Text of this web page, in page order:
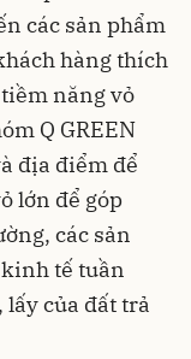
các sản phẩm
hàng thích
năng vỏ
Q GREEN
địa điểm để
lớn để góp
các sản
tế tuần
lấy của đất trả